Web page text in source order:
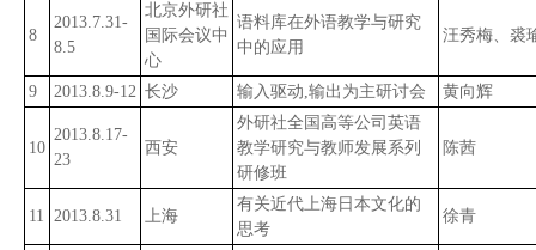
8
2013.7.31-
8.5
北京外研社
国际会议中
心
语料库在外语教学与研究
中的应用
汪秀梅、裘
9 2013.8.9-12 长沙 输入驱动,输出为主研讨会 黄向辉
10
2013.8.17-
23
西安
外研社全国高等公司英语
教学研究与教师发展系列
研修班
陈茜
11 2013.8.31 上海
有关近代上海日本文化的
思考
徐青